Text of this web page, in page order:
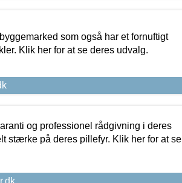
som også har et fornuftigt
Klik her for at se deres udvalg.
og professionel rådgivning i deres
stærke på deres pillefyr. Klik her for at se